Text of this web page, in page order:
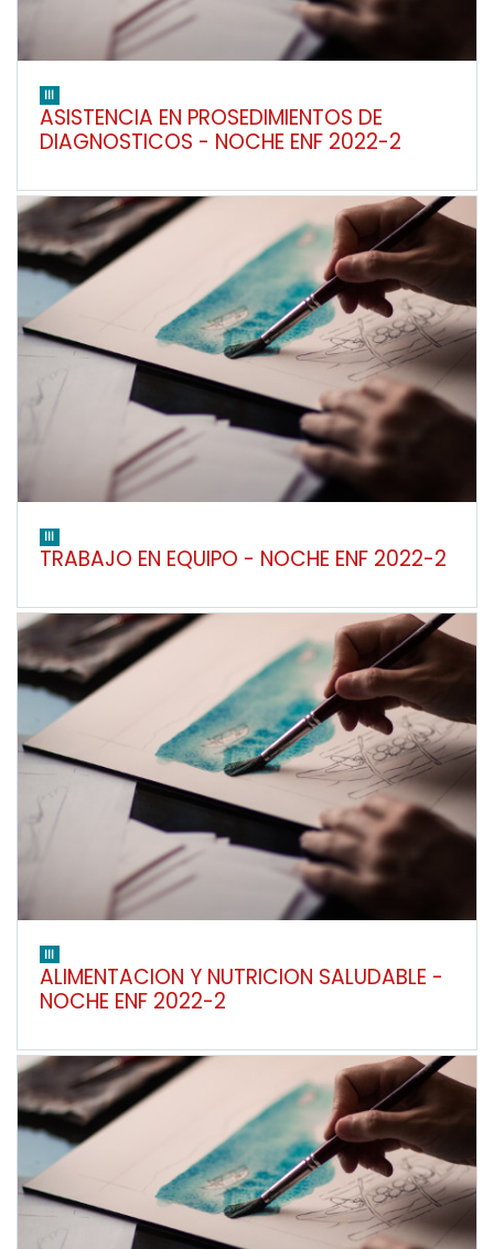
III
ASISTENCIA EN PROSEDIMIENTOS DE
DIAGNOSTICOS - NOCHE ENF 2022-2
III
TRABAJO EN EQUIPO - NOCHE ENF 2022-2
III
ALIMENTACION Y NUTRICION SALUDABLE -
NOCHE ENF 2022-2